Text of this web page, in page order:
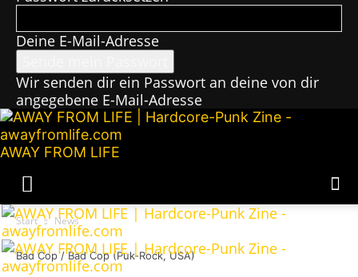
Deine E-Mail-Adresse
Wir senden dir ein Passwort an deine von dir
angegebene E-Mail-Adresse
AWAY FROM LIFE
Start News
Bad Cop / Bad Cop (Puk-Rock, USA)